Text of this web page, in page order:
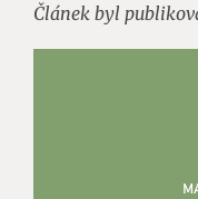
Článek byl